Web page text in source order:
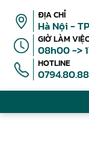
ĐỊA CHỈ
Hà Nội -
GIỜ LÀM VIỆC
08h00 ->
HOTLINE